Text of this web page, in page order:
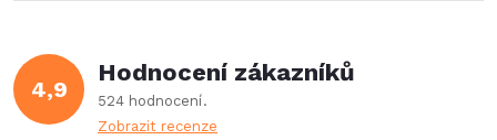
í
p
v
á
n
4,9
Hodnocení zákazníků
524 hodnocení
Zobrazit recenze